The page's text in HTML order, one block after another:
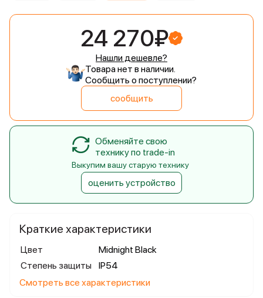
Краткие характеристики
Цвет
Midnight Black
Степень защиты
IP54
Смотреть все характеристики
24 270₽
Нашли дешевле?
Товара нет в наличии.
Сообщить о поступлении?
сообщить
Обменяйте свою
технику по trade-in
Выкупим вашу старую технику
оценить устройство